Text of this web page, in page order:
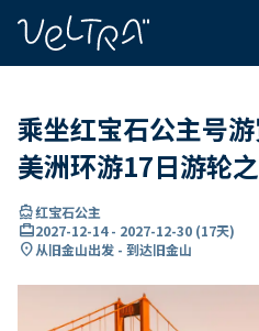
乘坐红宝石公主号
美洲环游17日游轮
directions_boat红宝石公主
card_travel2027-12-14- 2027-12-30 (17天)
location_on从旧金山出发 - 到达旧金山